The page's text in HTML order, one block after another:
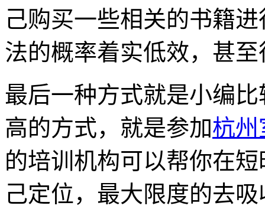
己购买一些相关的书籍
法的概率着实低效，甚
最后一种方式就是小编
高的方式，就是参加杭州
的培训机构可以帮你在
己定位，最大限度的去